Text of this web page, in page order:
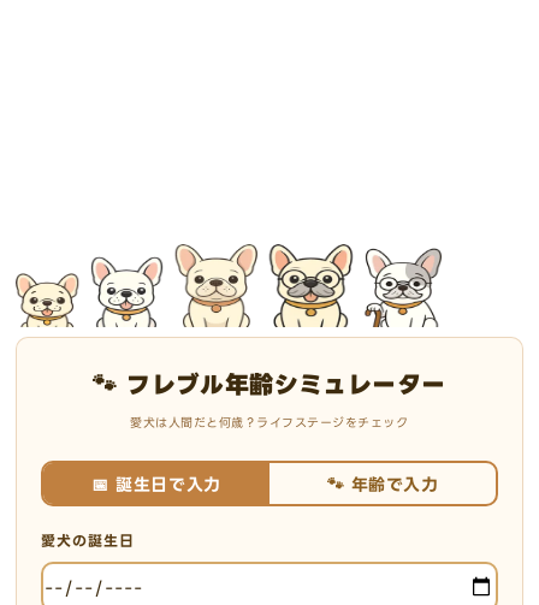
🐾 フレブル年齢シミュレーター
愛犬は人間だと何歳？ライフステージをチェック
📅 誕生日で入力 🐾 年齢で入力
愛犬の誕生日